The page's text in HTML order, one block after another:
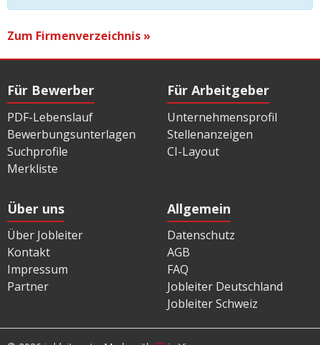
Zum Firmenverzeichnis »
Für Bewerber
PDF-Lebenslauf
Bewerbungsunterlagen
Suchprofile
Merkliste
Für Arbeitgeber
Unternehmensprofil
Stellenanzeigen
CI-Layout
Über uns
Über Jobleiter
Kontakt
Impressum
Partner
Allgemein
Datenschutz
AGB
FAQ
Jobleiter Deutschland
Jobleiter Schweiz